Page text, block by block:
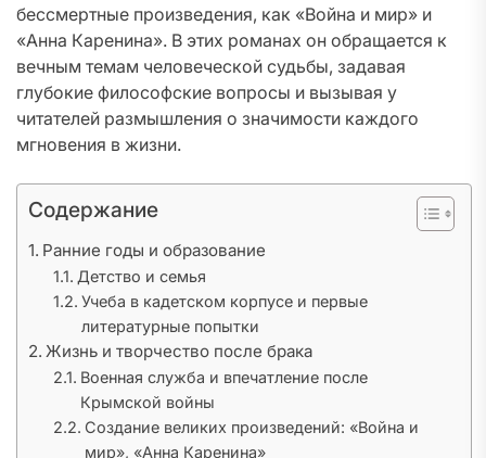
бессмертные произведения, как «Война и мир» и
«Анна Каренина». В этих романах он обращается к
вечным темам человеческой судьбы, задавая
глубокие философские вопросы и вызывая у
читателей размышления о значимости каждого
мгновения в жизни.
Содержание
Ранние годы и образование
Детство и семья
Учеба в кадетском корпусе и первые
литературные попытки
Жизнь и творчество после брака
Военная служба и впечатление после
Крымской войны
Создание великих произведений: «Война и
мир», «Анна Каренина»